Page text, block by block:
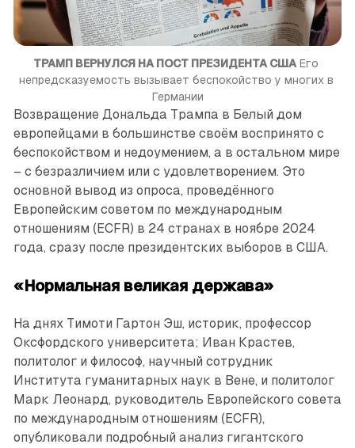
ТРАМП ВЕРНУЛСЯ НА ПОСТ ПРЕЗИДЕНТА США Его
непредсказуемость вызывает беспокойство у многих в
Германии
Возвращение Дональда Трампа в Белый дом
европейцами в большинстве своём воспринято с
беспокойством и недоумением, а в остальном мире
– с безразличием или с удовлетворением. Это
основной вывод из опроса, проведённого
Европейским советом по международным
отношениям (ECFR) в 24 странах в ноябре 2024
года, сразу после президентских выборов в США.
«Нормальная великая держава»
На днях Тимоти Гартон Эш, историк, профессор
Оксфордского университета; Иван Крастев,
политолог и философ, научный сотрудник
Института гуманитарных наук в Вене, и политолог
Марк Леонард, руководитель Европейского совета
по международным отношениям (ECFR),
опубликовали подробный анализ гигантского